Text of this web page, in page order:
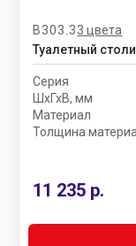
В303.33 цвета
Туалетный
Серия
ШхГхВ, мм
Материал
Толщина
11 235 р.